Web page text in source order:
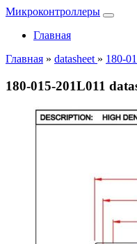
Микроконтроллеры
Главная
Главная » datasheet » 180-
180-015-201L011